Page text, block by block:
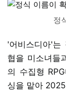
정
'어비스디아'는
협을 미소녀들
의 수집형
싱을 맡아